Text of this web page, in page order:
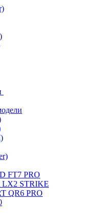
FT7 PRO
LX2 STRIKE
QR6 PRO